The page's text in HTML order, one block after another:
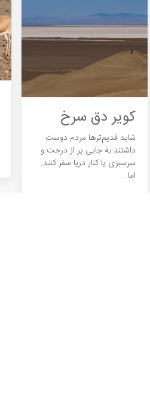
کویر دق سرخ
شاید قدیم‌ترها مردم دوست
داشتند به جایی پر از درخت و
سرسبزی یا کنار دریا سفر کنند.
اما...